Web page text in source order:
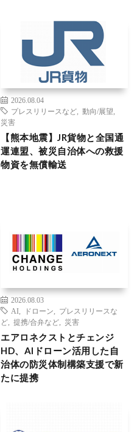
2026.08.04
プレスリリースなど
動向/展望
災害
【熊本地震】JR貨物と全国通
運連盟、被災自治体への救援
物資を無償輸送
2026.08.03
AI
ドローン
プレスリリースな
ど
提携/合弁など 災害
エアロネクストとチェンジ
HD、AIドローン活用した自
治体の防災体制構築支援で新
たに提携